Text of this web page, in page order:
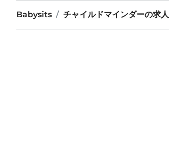
Babysits チャイルドマインダーの求人